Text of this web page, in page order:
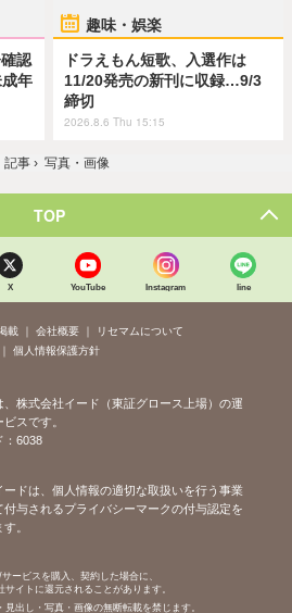
認
年
趣味・娯楽
ドラえもん短歌、入選作は
11/20発売の新刊に収録…9/3
締切
2026.8.6 Thu 15:15
記事 › 写真・画像
TOP
X YouTube Instagram line
載 会社概要
リセマムについて
個人情報保護方針
、株式会社イード（東証グロース上場）の運
スです。
：6038
ードは、個人情報の適切な取扱いを行う事業
付与されるプライバシーマークの付与認定を
。
ービスを購入、契約した場合に、
サイトに還元されることがあります。
見出し・写真・画像の無断転載を禁じます。